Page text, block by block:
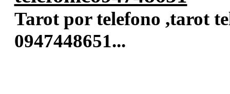
Tarot por telefono ,tarot
0947448651...